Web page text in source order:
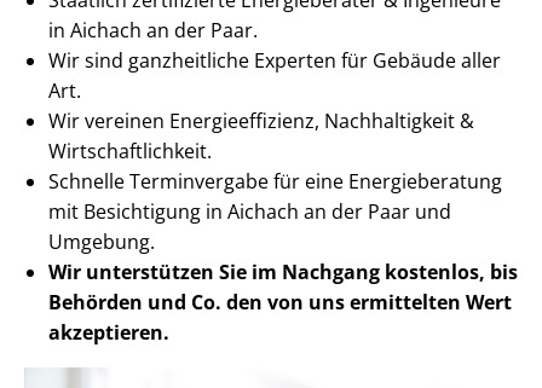
in Aichach an der Paar.
Wir sind ganzheitliche Experten für Gebäude aller
Art.
Wir vereinen En­er­gie­ef­fi­zi­enz, Nachhaltigkeit &
Wirt­schaft­lich­keit.
Schnelle Terminvergabe für eine Energieberatung
mit Besichtigung in Aichach an der Paar und
Umgebung.
Wir unterstützen Sie im Nachgang kostenlos, bis
Behörden und Co. den von uns ermittelten Wert
akzeptieren.